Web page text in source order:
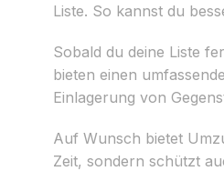
Liste. So kannst du
Sobald du deine Liste
bieten einen
Einlagerung von
Auf Wunsch bietet
Zeit, sondern schützt